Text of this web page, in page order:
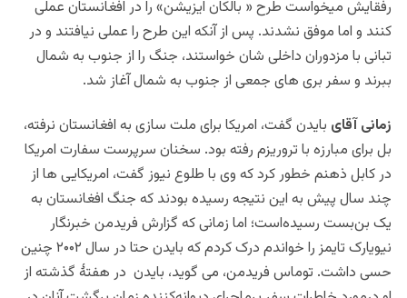
رفقایش میخواست طرح « بالکان ایزیشن» را در افغانستان عملی
کنند و اما موفق نشدند. پس از آنکه این طرح را عملی نیافتند و در
تبانی با مزدوران داخلی شان خواستند، جنگ را از جنوب به شمال
ببرند و سفر بری های جمعی از جنوب به شمال آغاز شد.
زمانی آقای بایدن گفت، امریکا برای ملت سازی به افغانستان نرفته،
بل برای مبارزه با تروریزم رفته بود. سخنان سرپرست سفارت امریکا
در کابل ذهنم خطور کرد که وی با طلوع نیوز گفت، امریکایی ها از
چند سال پیش به این نتیجه رسیده‌ بودند که جنگ افغانستان به
یک بن‌بست رسیده‌است؛ اما زمانی که گزارش فریدمن خبرنگار
نیویارک تایمز را خواندم درک کردم که بایدن حتا در سال ۲۰۰۲ چنین
حسی داشت. توماس فریدمن، می گوید، بایدن در هفتۀ گذشته از